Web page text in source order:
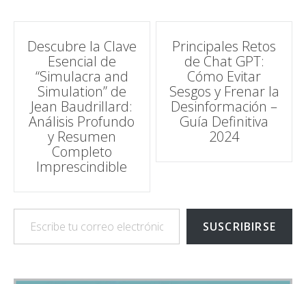
Navegación
de
entradas
Descubre la Clave
Esencial de
“Simulacra and
Simulation” de
Jean Baudrillard:
Análisis Profundo
y Resumen
Completo
Imprescindible
Principales Retos
de Chat GPT:
Cómo Evitar
Sesgos y Frenar la
Desinformación –
Guía Definitiva
2024
Escribe tu correo electrónico…
SUSCRIBIRSE